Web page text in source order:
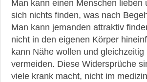
Man kann einen Menschen lieben
sich nichts finden, was nach
Man kann jemanden attraktiv
nicht in den eigenen Körper
kann Nähe wollen und gleichzeitig
vermeiden. Diese Widersprüche
viele krank macht, nicht im